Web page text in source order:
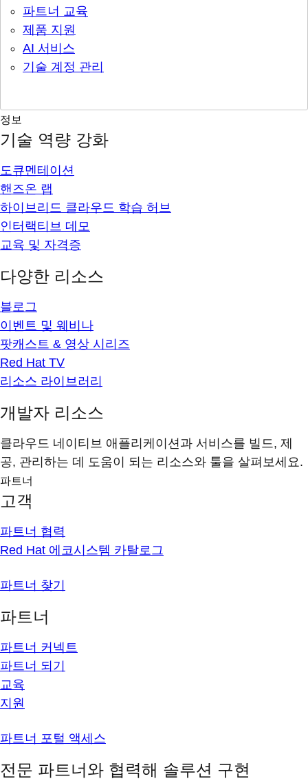
파트너 교육
제품 지원
AI 서비스
기술 계정 관리
정보
기술 역량 강화
도큐멘테이션
핸즈온 랩
하이브리드 클라우드 학습 허브
인터랙티브 데모
교육 및 자격증
다양한 리소스
블로그
이벤트 및 웨비나
팟캐스트 & 영상 시리즈
Red Hat TV
리소스 라이브러리
개발자 리소스
클라우드 네이티브 애플리케이션과 서비스를 빌드, 제
공, 관리하는 데 도움이 되는 리소스와 툴을 살펴보세요.
파트너
고객
파트너 협력
Red Hat 에코시스템 카탈로그
파트너 찾기
파트너
파트너 커넥트
파트너 되기
교육
지원
파트너 포털 액세스
전문 파트너와 협력해 솔루션 구현